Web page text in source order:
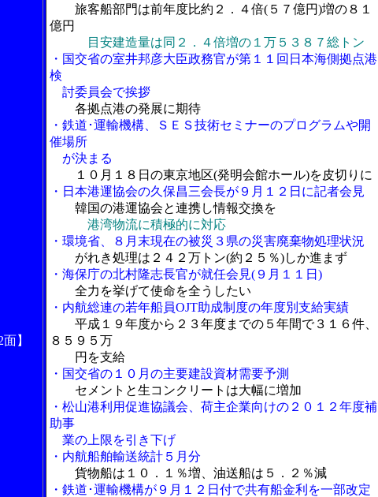
】
旅客船部門は前年度比約２．４倍(５７億円)増の８１
億円
目安建造量は同２．４倍増の１万５３８７総トン
・国交省の室井邦彦大臣政務官が第１１回日本海側拠点港
検
討委員会で挨拶
各拠点港の発展に期待
・鉄道･運輸機構、ＳＥＳ技術セミナーのプログラムや開
催場所
が決まる
１０月１８日の東京地区(発明会館ホール)を皮切りに
・日本港運協会の久保昌三会長が９月１２日に記者会見
韓国の港運協会と連携し情報交換を
港湾物流に積極的に対応
・環境省、８月末現在の被災３県の災害廃棄物処理状況
がれき処理は２４２万トン(約２５％)しか進まず
・海保庁の北村隆志長官が就任会見(９月１１日)
全力を挙げて使命を全うしたい
・内航総連の若年船員OJT助成制度の年度別支給実績
平成１９年度から２３年度までの５年間で３１６件、
８５９５万
円を支給
・国交省の１０月の主要建設資材需要予測
セメントと生コンクリートは大幅に増加
・松山港利用促進協議会、荷主企業向けの２０１２年度補
助事
業の上限を引き下げ
・内航船舶輸送統計５月分
貨物船は１０．１％増、油送船は５．２％減
・鉄道･運輸機構が９月１２日付で共有船金利を一部改定